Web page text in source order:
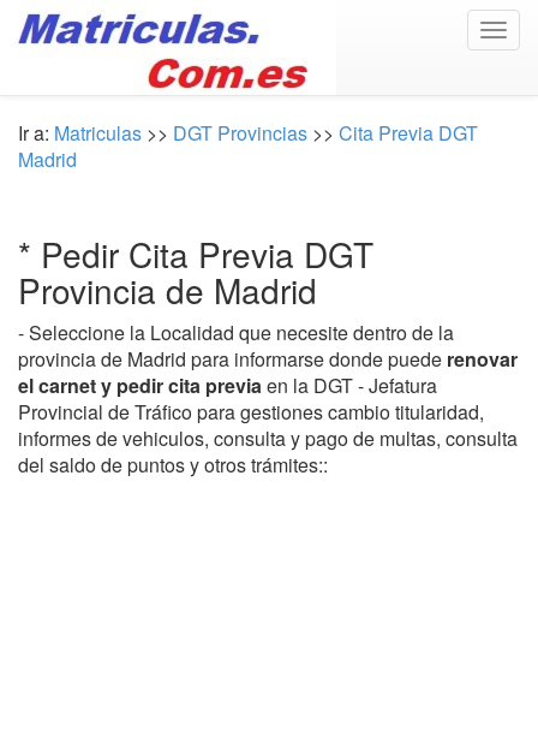
Ir a: Matriculas >> DGT Provincias >> Cita Previa DGT
Madrid
* Pedir Cita Previa DGT
Provincia de Madrid
- Seleccione la Localidad que necesite dentro de la
provincia de Madrid para informarse donde puede renovar
el carnet y pedir cita previaen la DGT - Jefatura
Provincial de Tráfico para gestiones cambio titularidad,
informes de vehiculos, consulta y pago de multas, consulta
del saldo de puntos y otros trámites::